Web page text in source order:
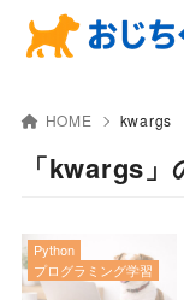
HOME kwargs
「kwargs
Python
プログラミング学習